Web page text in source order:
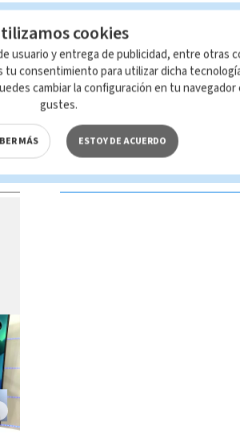
propiedad de TELEDIARIO; su reproducción
cookies
usuario y entrega de publicidad, entre otras
tu consentimiento para utilizar dicha
cambiar la configuración en tu navegador
gustes.
MÁS ESTOY DE ACUERDO